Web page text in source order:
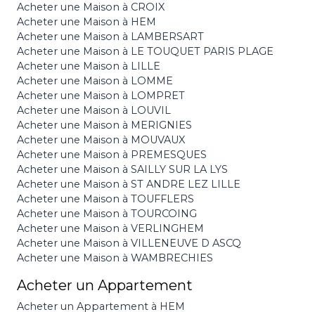
Acheter une Maison à CROIX
Acheter une Maison à HEM
Acheter une Maison à LAMBERSART
Acheter une Maison à LE TOUQUET PARIS PLAGE
Acheter une Maison à LILLE
Acheter une Maison à LOMME
Acheter une Maison à LOMPRET
Acheter une Maison à LOUVIL
Acheter une Maison à MERIGNIES
Acheter une Maison à MOUVAUX
Acheter une Maison à PREMESQUES
Acheter une Maison à SAILLY SUR LA LYS
Acheter une Maison à ST ANDRE LEZ LILLE
Acheter une Maison à TOUFFLERS
Acheter une Maison à TOURCOING
Acheter une Maison à VERLINGHEM
Acheter une Maison à VILLENEUVE D ASCQ
Acheter une Maison à WAMBRECHIES
Acheter un Appartement
Acheter un Appartement à HEM